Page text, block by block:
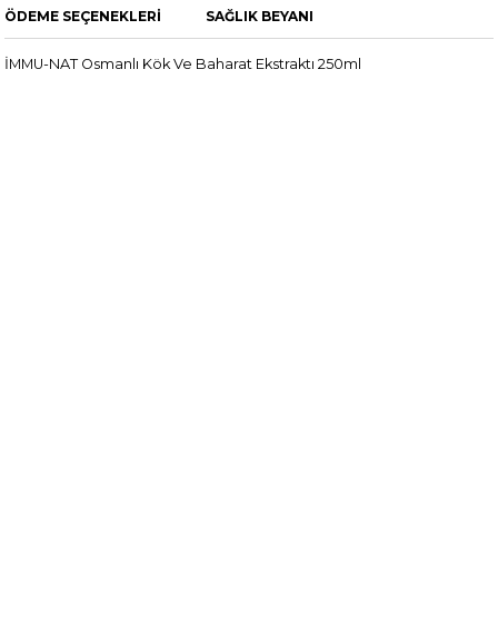
ÖDEME SEÇENEKLERI SAĞLIK BEYANI
İMMU-NAT Osmanlı Kök Ve Baharat Ekstraktı 250ml